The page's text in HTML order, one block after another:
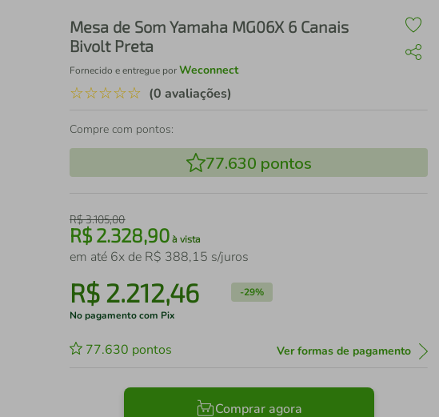
Mesa de Som Yamaha MG06X 6 Canais
Bivolt Preta
Fornecido e entregue porWeconnect
☆☆☆☆☆ (0 avaliações)
Compre com pontos:
77.630 pontos
R$3.105,00
R$2.328,90 à vista
em até 6x de R$ 388,15 s/juros
R$ 2.212,46 -29%
No pagamento com Pix
77.630 pontos Ver formas de pagamento
Comprar agora